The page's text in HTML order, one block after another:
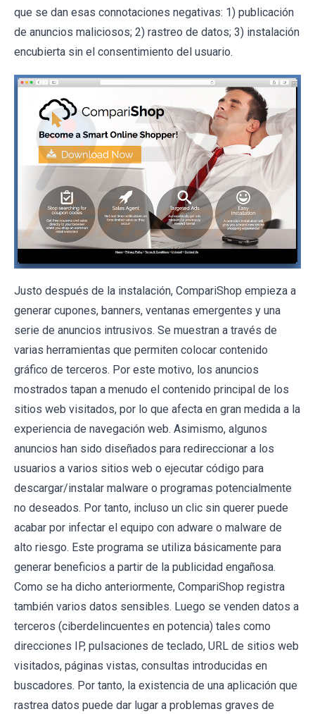
que se dan esas connotaciones negativas: 1) publicación
de anuncios maliciosos; 2) rastreo de datos; 3) instalación
encubierta sin el consentimiento del usuario.
Justo después de la instalación, CompariShop empieza a
generar cupones, banners, ventanas emergentes y una
serie de anuncios intrusivos. Se muestran a través de
varias herramientas que permiten colocar contenido
gráfico de terceros. Por este motivo, los anuncios
mostrados tapan a menudo el contenido principal de los
sitios web visitados, por lo que afecta en gran medida a la
experiencia de navegación web. Asimismo, algunos
anuncios han sido diseñados para redireccionar a los
usuarios a varios sitios web o ejecutar código para
descargar/instalar malware o programas potencialmente
no deseados. Por tanto, incluso un clic sin querer puede
acabar por infectar el equipo con adware o malware de
alto riesgo. Este programa se utiliza básicamente para
generar beneficios a partir de la publicidad engañosa.
Como se ha dicho anteriormente, CompariShop registra
también varios datos sensibles. Luego se venden datos a
terceros (ciberdelincuentes en potencia) tales como
direcciones IP, pulsaciones de teclado, URL de sitios web
visitados, páginas vistas, consultas introducidas en
buscadores. Por tanto, la existencia de una aplicación que
rastrea datos puede dar lugar a problemas graves de